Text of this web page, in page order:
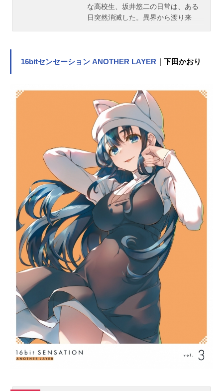
な高校生、坂井悠二の日常は、ある
日突然消滅した。異界から渡り来
れ呆然と立ちすくむ悠二を救ったの
こう告げた。｢おまえはもう【存在】
していないのよ｣と。作品名灼眼のシ
ャナ放送形態TVアニメスケジュール
2005年10月5日（水）～2006年3月2
2日（水）tvk・TOKYOMXほか話数
全24話+OVA1話キャストシャナ：釘
宮理恵坂井悠二：日野聡アラストー
ル：江原正士吉田一美：川澄綾子坂
井千草：櫻井智マージョリー・ド
ー：生天目仁美マルコシアス：岩田
光央フリアグネ：諏訪部順一マリア
ンヌ：こやまきみこ池速人：野島裕
史佐藤啓作：野島健児田中栄太：近
藤孝行スタッフ原作：高橋弥七郎
（電撃文庫）イラスト：いとうのい
ぢ監督：渡部高志シリーズ構成：小
林靖子キャラクターデザイン：大塚
舞色彩設定：伊藤由紀子美術監督：
奥井伸撮影監督：福世晋吾音響監
督：明田川仁音楽：大谷幸アニメー
ション制作：J.C.STAFF主題歌OP
1：「緋色の空」川田まみOP2：「be
ing」KOTOKOED1：「夜明け生まれ
来る少...
16bitセンセーション ANOTHER LAYER ｜下田かおり